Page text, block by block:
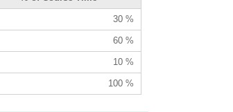
30 %
60 %
10 %
100 %